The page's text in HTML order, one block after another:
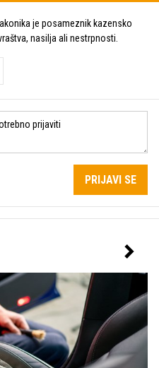
je posameznik kazensko
nasilja ali nestrpnosti.
PRIJAVI SE